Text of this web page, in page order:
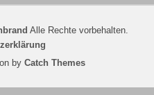
Alle Rechte vorbehalten.
by Catch Themes